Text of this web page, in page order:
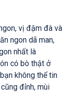
vị đậm đà và
ngon dã man,
nhất là
có bò thật ở
không thể tin
đỉnh, mùi